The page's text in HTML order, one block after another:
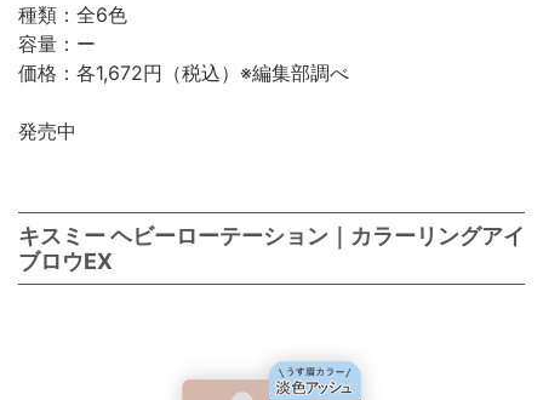
種類：全6色
容量：ー
価格：各1,672円（税込）※編集部調べ
発売中
キスミー ヘビーローテーション｜カラーリングアイ
ブロウEX